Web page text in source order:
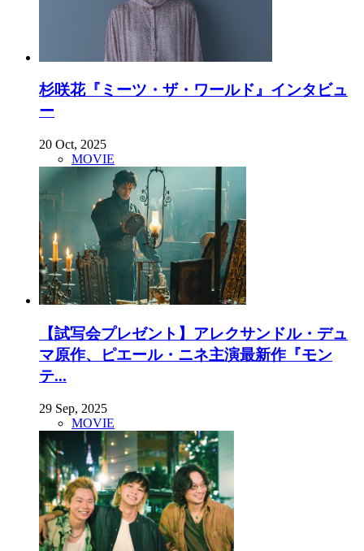
杉咲花『ミーツ・ザ・ワールド』インタビュ
ー
20 Oct, 2025
MOVIE
【試写会プレゼント】アレクサンドル・デュ
マ原作、ピエール・ニネ主演最新作『モン
テ...
29 Sep, 2025
MOVIE